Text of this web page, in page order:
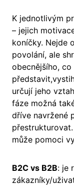
K jednotlivým
– jejich
koníčky. Nejde
povolání, ale
obecnějšího,
určují jeho
fáze možná
dříve navržené
může pomoci
B2C vs B2B: je
zákazníky/